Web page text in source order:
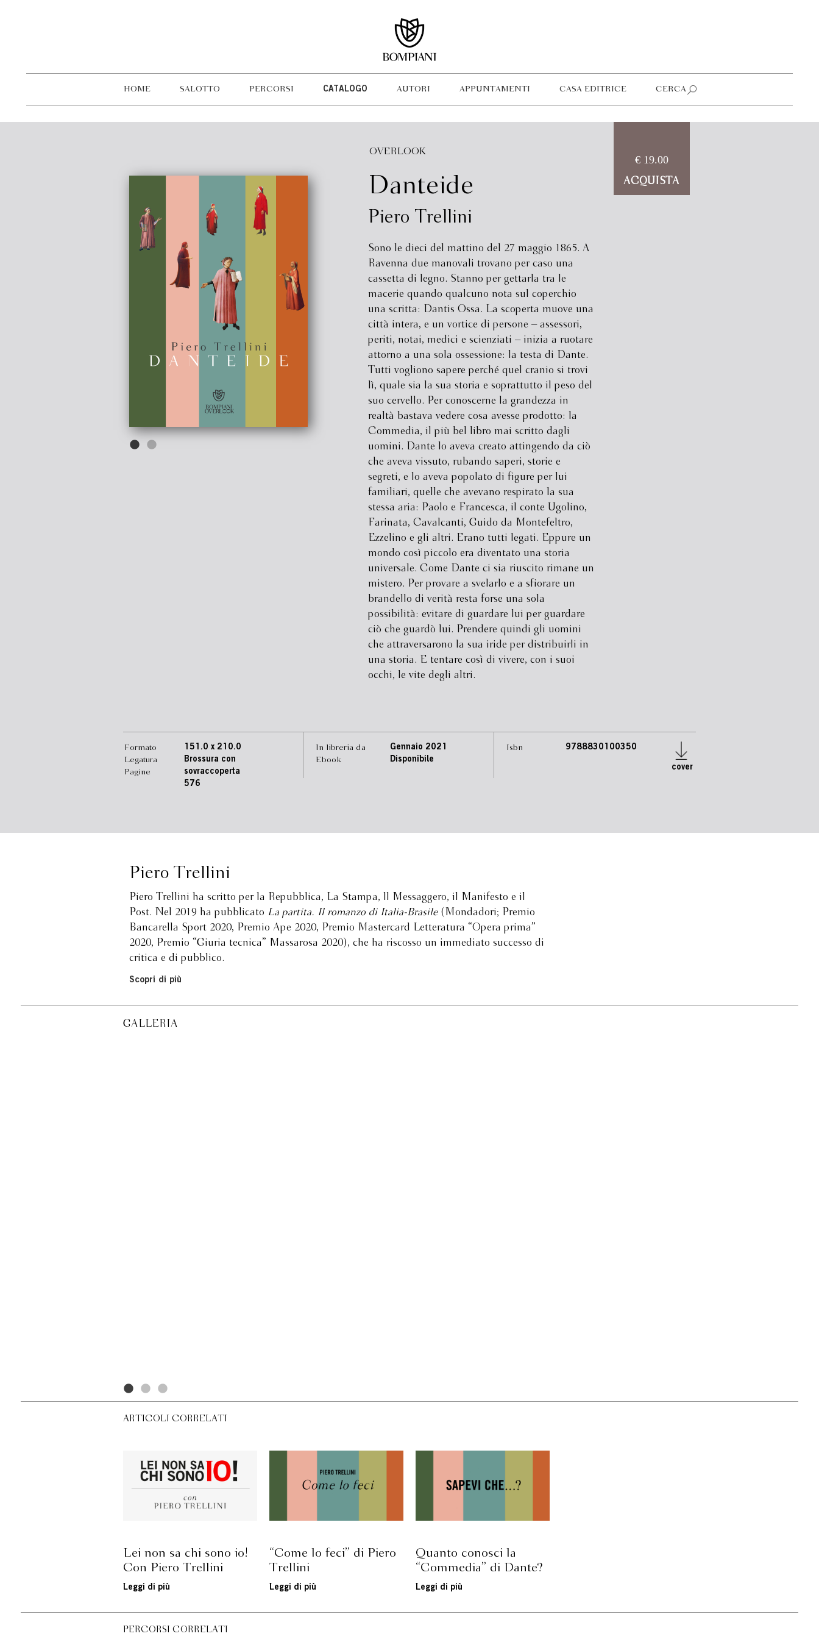
HOME SALOTTO PERCORSI CATALOGO AUTORI APPUNTAMENTI CASA EDITRICE CERCA
OVERLOOK
Danteide
Piero Trellini
Sono le dieci del mattino del 27 maggio 1865. A
Ravenna due manovali trovano per caso una
cassetta di legno. Stanno per gettarla tra le
macerie quando qualcuno nota sul coperchio
una scritta: Dantis Ossa. La scoperta muove una
città intera, e un vortice di persone – assessori,
periti, notai, medici e scienziati – inizia a ruotare
attorno a una sola ossessione: la testa di Dante.
Tutti vogliono sapere perché quel cranio si trovi
lì, quale sia la sua storia e soprattutto il peso del
suo cervello. Per conoscerne la grandezza in
realtà bastava vedere cosa avesse prodotto: la
Commedia, il più bel libro mai scritto dagli
uomini. Dante lo aveva creato attingendo da ciò
che aveva vissuto, rubando saperi, storie e
segreti, e lo aveva popolato di figure per lui
familiari, quelle che avevano respirato la sua
stessa aria: Paolo e Francesca, il conte Ugolino,
Farinata, Cavalcanti, Guido da Montefeltro,
Ezzelino e gli altri. Erano tutti legati. Eppure un
mondo così piccolo era diventato una storia
universale. Come Dante ci sia riuscito rimane un
mistero. Per provare a svelarlo e a sfiorare un
brandello di verità resta forse una sola
possibilità: evitare di guardare lui per guardare
ciò che guardò lui. Prendere quindi gli uomini
che attraversarono la sua iride per distribuirli in
una storia. E tentare così di vivere, con i suoi
occhi, le vite degli altri.
€ 19.00
ACQUISTA
Formato
Legatura
Pagine
151.0 x 210.0
Brossura con
sovraccoperta
576
In libreria da
Ebook
Gennaio 2021
Disponibile
Isbn 9788830100350
cover
Piero Trellini
Piero Trellini ha scritto per la Repubblica, La Stampa, ll Messaggero, il Manifesto e il
Post. Nel 2019 ha pubblicato La partita. Il romanzo di Italia-Brasile(Mondadori; Premio
Bancarella Sport 2020, Premio Ape 2020, Premio Mastercard Letteratura “Opera prima”
2020, Premio “Giuria tecnica” Massarosa 2020), che ha riscosso un immediato successo di
critica e di pubblico.
Scopri di più
GALLERIA
ARTICOLI CORRELATI
Lei non sa chi sono io!
Con Piero Trellini
Leggi di più
“Come lo feci” di Piero
Trellini
Leggi di più
Quanto conosci la
“Commedia” di Dante?
Leggi di più
PERCORSI CORRELATI